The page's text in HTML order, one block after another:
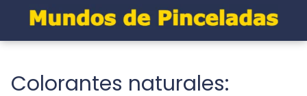
Colorantes naturales: